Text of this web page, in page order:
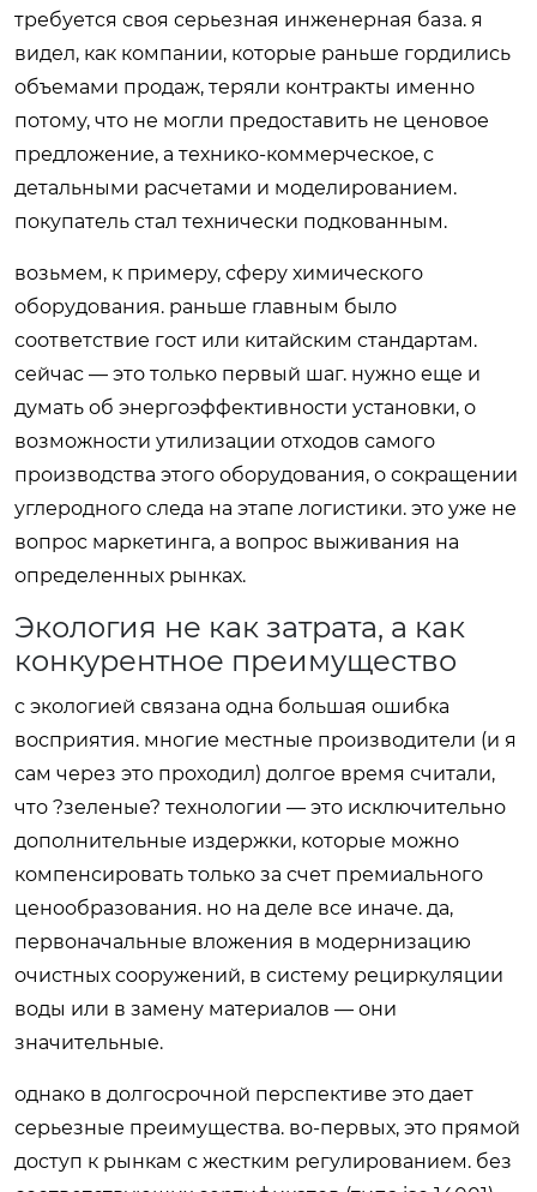
требуется своя серьезная инженерная база. я
видел, как компании, которые раньше гордились
объемами продаж, теряли контракты именно
потому, что не могли предоставить не ценовое
предложение, а технико-коммерческое, с
детальными расчетами и моделированием.
покупатель стал технически подкованным.
возьмем, к примеру, сферу химического
оборудования. раньше главным было
соответствие гост или китайским стандартам.
сейчас — это только первый шаг. нужно еще и
думать об энергоэффективности установки, о
возможности утилизации отходов самого
производства этого оборудования, о сокращении
углеродного следа на этапе логистики. это уже не
вопрос маркетинга, а вопрос выживания на
определенных рынках.
Экология не как затрата, а как
конкурентное преимущество
с экологией связана одна большая ошибка
восприятия. многие местные производители (и я
сам через это проходил) долгое время считали,
что ?зеленые? технологии — это исключительно
дополнительные издержки, которые можно
компенсировать только за счет премиального
ценообразования. но на деле все иначе. да,
первоначальные вложения в модернизацию
очистных сооружений, в систему рециркуляции
воды или в замену материалов — они
значительные.
однако в долгосрочной перспективе это дает
серьезные преимущества. во-первых, это прямой
доступ к рынкам с жестким регулированием. без